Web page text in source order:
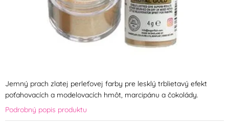
Jemný prach zlatej perleťovej farby pre lesklý trblietavý efekt
poťahovacích a modelovacích hmôt, marcipánu a čokolády.
Podrobný popis produktu